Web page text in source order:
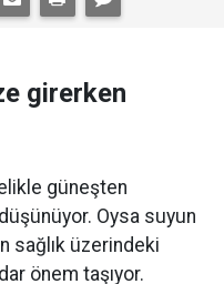
girerken
güneşten
Oysa suyun
sağlık üzerindeki
önem taşıyor.